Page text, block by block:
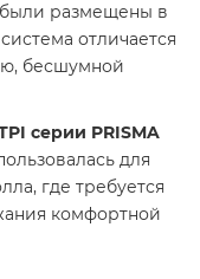
размещены в
отличается
бесшумной
серии PRISMA
для
где требуется
комфортной